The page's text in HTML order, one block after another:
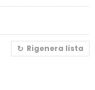
Rigenera lista